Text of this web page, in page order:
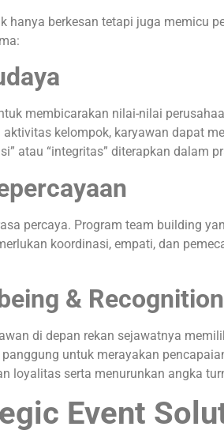
hanya berkesan tetapi juga memicu
membicarakan nilai-nilai
kelompok, karyawan dapat
atau “integritas” diterapkan dalam
percaya. Program team building
koordinasi, empati, dan
& Recognition
di depan rekan sejawatnya
untuk merayakan
loyalitas serta menurunkan angka
Event